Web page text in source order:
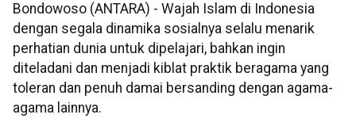
Bondowoso (ANTARA) - Wajah Islam di Indonesia
dengan segala dinamika sosialnya selalu menarik
perhatian dunia untuk dipelajari, bahkan ingin
diteladani dan menjadi kiblat praktik beragama yang
toleran dan penuh damai bersanding dengan agama-
agama lainnya.